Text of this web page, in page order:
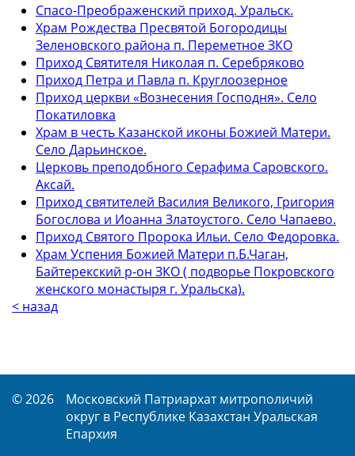
Спасо-Преображенский приход. Уральск.
Храм Рождества Пресвятой Богородицы
Зеленовского района п. Переметное ЗКО
Приход Святителя Николая п. Серебряково
Приход Петра и Павла п. Круглоозерное
Приход церкви «Вознесения Господня». Село
Покатиловка
Храм в честь Казанской иконы Божией Матери.
Село Дарьинское.
Церковь преподобного Серафима Саровского.
Аксай.
Приход святителей Василия Великого, Григория
Богослова и Иоанна Златоустого. Село Чапаево.
Приход Святого Пророка Ильи. Село Федоровка.
Храм Успения Божией Матери п.Б.Чаган,
Байтерекский р-он ЗКО ( подворье Покровского
женского монастыря г. Уральска).
< назад
© 2026
Московский Патриархат митрополичий
округ в Республике Казахстан Уральская
Епархия